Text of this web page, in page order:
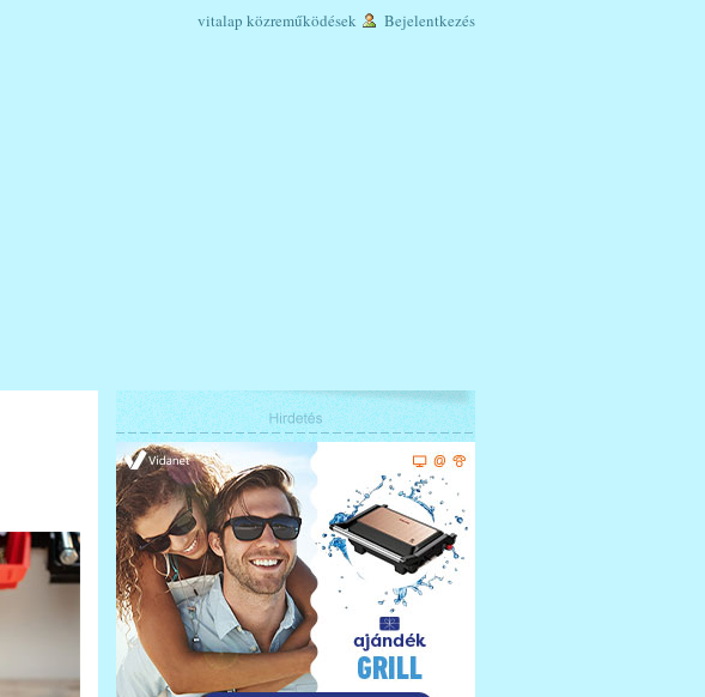
vitalap közreműködések Bejelentkezés